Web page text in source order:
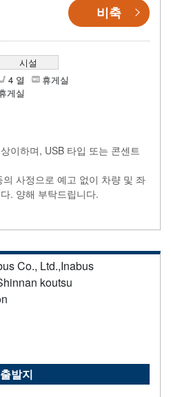
비축
시설
4 열
휴게실
게실
이하며, USB 타입 또는 콘센트
의 사정으로 예고 없이 차량 및 좌
. 양해 부탁드립니다.
Co., Ltd.,Inabus
koutsu
출발지